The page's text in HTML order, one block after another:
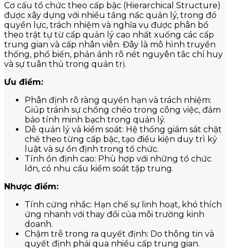
Cơ cấu tổ chức theo cấp bậc (Hierarchical Structure)
được xây dựng với nhiều tầng nấc quản lý, trong đó
quyền lực, trách nhiệm và nghĩa vụ được phân bổ
theo trật tự từ cấp quản lý cao nhất xuống các cấp
trung gian và cấp nhân viên. Đây là mô hình truyền
thống, phổ biến, phản ánh rõ nét nguyên tắc chỉ huy
và sự tuân thủ trong quản trị.
Ưu điểm:
Phân định rõ ràng quyền hạn và trách nhiệm:
Giúp tránh sự chồng chéo trong công việc, đảm
bảo tính minh bạch trong quản lý.
Dễ quản lý và kiểm soát: Hệ thống giám sát chặt
chẽ theo từng cấp bậc, tạo điều kiện duy trì kỷ
luật và sự ổn định trong tổ chức.
Tính ổn định cao: Phù hợp với những tổ chức
lớn, có nhu cầu kiểm soát tập trung.
Nhược điểm:
Tính cứng nhắc: Hạn chế sự linh hoạt, khó thích
ứng nhanh với thay đổi của môi trường kinh
doanh.
Chậm trễ trong ra quyết định: Do thông tin và
quyết định phải qua nhiều cấp trung gian.